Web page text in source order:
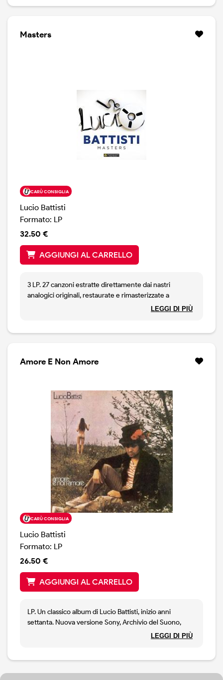
Masters
CARÙ CONSIGLIA
Lucio Battisti
Formato: LP
32.50 €
AGGIUNGI AL CARRELLO
3 LP. 27 canzoni estratte direttamente dai nastri
analogici originali, restaurate e rimasterizzate a
24bit/192KHZ, la migliore definizione attualmente
LEGGI DI PIÙ
Amore E Non Amore
CARÙ CONSIGLIA
Lucio Battisti
Formato: LP
26.50 €
AGGIUNGI AL CARRELLO
LP. Un classico album di Lucio Battisti, inizio anni
settanta. Nuova versione Sony, Archivio del Suono,
2021. Il disco originale rimasterizzato, ricco libretto con
LEGGI DI PIÙ